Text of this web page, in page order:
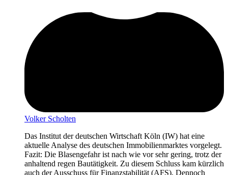
Volker Scholten
Das Institut der deutschen Wirtschaft Köln (IW) hat eine
aktuelle Analyse des deutschen Immobilienmarktes vorgelegt.
Fazit: Die Blasengefahr ist nach wie vor sehr gering, trotz der
anhaltend regen Bautätigkeit. Zu diesem Schluss kam kürzlich
auch der Ausschuss für Finanzstabilität (AFS). Dennoch